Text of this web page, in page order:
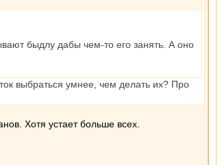
быдлу дабы чем-то его занять. А оно
выбраться умнее, чем делать их? Про
Хотя устает больше всех.